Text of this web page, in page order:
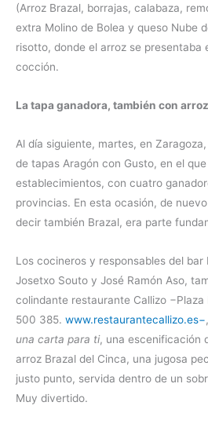
(Arroz Brazal, borrajas, calabaza,
extra Molino de Bolea y queso Nube
risotto, donde el arroz se presentaba
cocción.
La tapa ganadora, también con arroz
Al día siguiente, martes, en
de tapas Aragón con Gusto, en el
establecimientos, con cuatro
provincias. En esta ocasión, de
decir también Brazal, era parte
Los cocineros y responsables del bar
Josetxo Souto y José Ramón Aso,
colindante restaurante Callizo −Plaza
500 385. www.restaurantecallizo.es−
una carta para ti, una escenificación
arroz Brazal del Cinca, una jugosa
justo punto, servida dentro de un
Muy divertido.